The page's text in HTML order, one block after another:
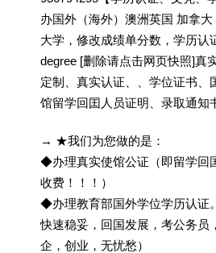
办国外（海外）澳洲英国 加拿
大学，修改成绩单分数，学历认
degree [删除请点击网页快照]真
定制、真实认证、、学位证书、
馆留学回囯人员证明、录取通知
→ ★我们为您做的是：
◆办理真实使馆公证（即留学回
收费！！！）
◆办理教育部国外学位学历认证
快速稳妥，回国发展，考公务员
企，创业，无忧愁）